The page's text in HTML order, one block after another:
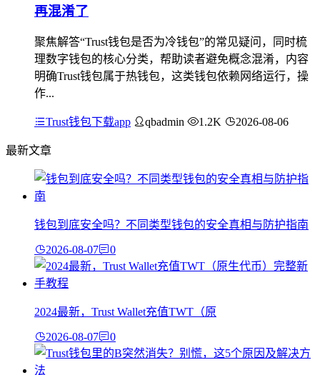
再混淆了
聚焦解答“Trust钱包是否为冷钱包”的常见疑问，同时梳
理数字钱包的核心分类，帮助读者避免概念混淆，内容
明确Trust钱包属于热钱包，这类钱包依赖网络运行，操
作...
Trust钱包下载app qbadmin 1.2K 2026-08-06
最新文章
钱包到底安全吗？不同类型钱包的安全真相与防护指南
2026-08-07 0
2024最新，Trust Wallet充值TWT（原
2026-08-07 0